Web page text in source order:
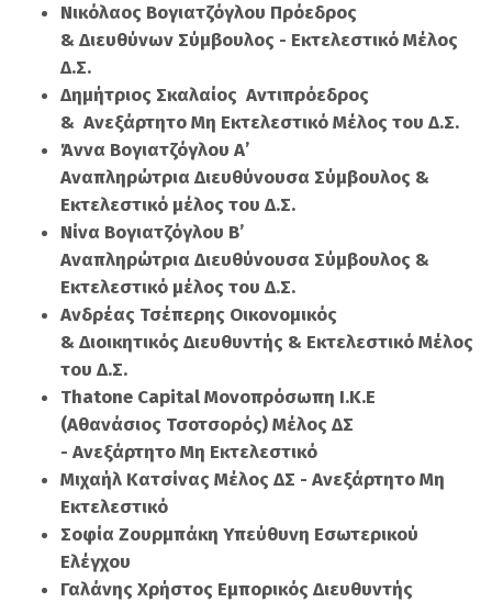
Νικόλαος Βογιατζόγλου Πρόεδρος
& Διευθύνων Σύμβουλος - Εκτελεστικό Μέλος
Δ.Σ.
Δημήτριος Σκαλαίος Aντιπρόεδρος
& Ανεξάρτητο Μη Εκτελεστικό Μέλος του Δ.Σ.
Άννα Βογιατζόγλου Α’
Αναπληρώτρια Διευθύνουσα Σύμβουλος &
Εκτελεστικό μέλος του Δ.Σ.
Νίνα Βογιατζόγλου Β’
Αναπληρώτρια Διευθύνουσα Σύμβουλος &
Εκτελεστικό μέλος του Δ.Σ.
Ανδρέας Τσέπερης Οικονομικός
& Διοικητικός Διευθυντής & Εκτελεστικό Μέλος
του Δ.Σ.
Thatone Capital Μονοπρόσωπη Ι.Κ.Ε
(Αθανάσιος Τσοτσορός) Μέλος ΔΣ
- Ανεξάρτητο Μη Εκτελεστικό
Μιχαήλ Κατσίνας Μέλος ΔΣ - Ανεξάρτητο Μη
Εκτελεστικό
Σοφία Ζουρμπάκη Υπεύθυνη Εσωτερικού
Ελέγχου
Γαλάνης Χρήστος Εμπορικός Διευθυντής